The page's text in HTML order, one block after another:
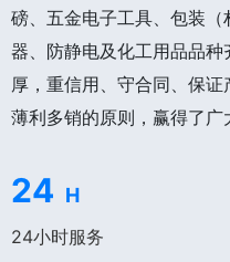
磅、五金电子工具、包装
器、防静电及化工用品品
厚，重信用、守合同、保
薄利多销的原则，赢得了广
24 H
24小时服务